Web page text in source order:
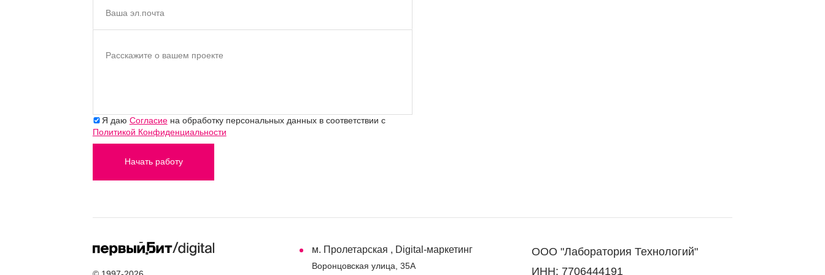
Ваша эл.почта
Расскажите о вашем проекте
Я даю Согласиена обработку персональных данных в соответствии с
Политикой Конфиденциальности
Начать работу
м. Пролетарская , Digital-маркетинг
Воронцовская улица, 35А
ООО "Лаборатория Технологий"
ИНН: 7706444191